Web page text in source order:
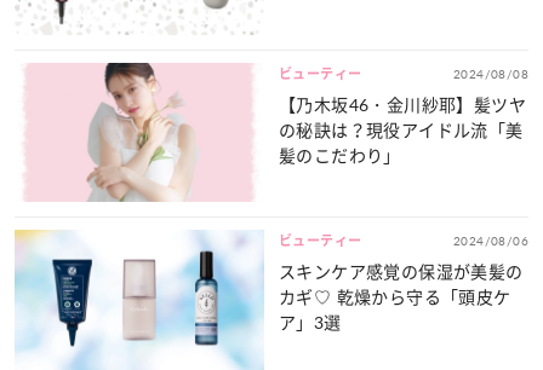
ビューティー 2024/08/08
【乃木坂46・金川紗耶】髪ツヤ
の秘訣は？現役アイドル流「美
髪のこだわり」
ビューティー 2024/08/06
スキンケア感覚の保湿が美髪の
カギ♡ 乾燥から守る「頭皮ケ
ア」3選